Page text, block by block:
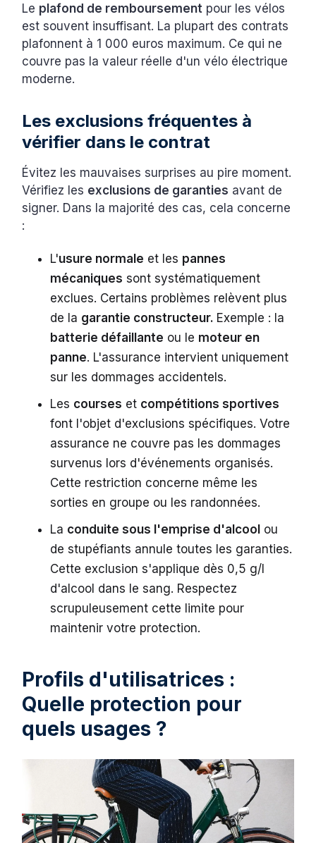
Le plafond de remboursement pour les vélos
est souvent insuffisant. La plupart des contrats
plafonnent à 1 000 euros maximum. Ce qui ne
couvre pas la valeur réelle d'un vélo électrique
moderne.
Les exclusions fréquentes à
vérifier dans le contrat
Évitez les mauvaises surprises au pire moment.
Vérifiez les exclusions de garanties avant de
signer. Dans la majorité des cas, cela concerne
:
L'usure normale et les pannes
mécaniques sont systématiquement
exclues. Certains problèmes relèvent plus
de la garantie constructeur. Exemple : la
batterie défaillante ou le moteur en
panne. L'assurance intervient uniquement
sur les dommages accidentels.
Les courses et compétitions sportives
font l'objet d'exclusions spécifiques. Votre
assurance ne couvre pas les dommages
survenus lors d'événements organisés.
Cette restriction concerne même les
sorties en groupe ou les randonnées.
La conduite sous l'emprise d'alcool ou
de stupéfiants annule toutes les garanties.
Cette exclusion s'applique dès 0,5 g/l
d'alcool dans le sang. Respectez
scrupuleusement cette limite pour
maintenir votre protection.
Profils d'utilisatrices :
Quelle protection pour
quels usages ?